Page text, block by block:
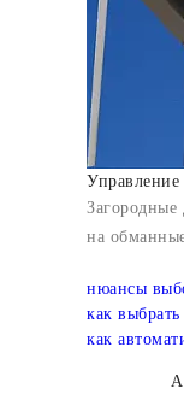
Управление
Загородные
на
нюансы
как
как